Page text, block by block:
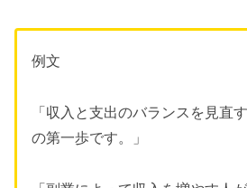
例文
「収入と支出のバランスを見直
の第一歩です。」